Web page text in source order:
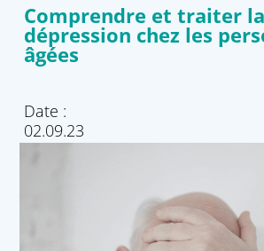
Comprendre et traiter la
dépression chez les
âgées
Date :
02.09.23